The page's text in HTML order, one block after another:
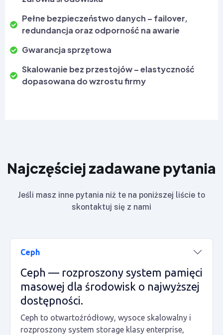
Pełne bezpieczeństwo danych – failover,
redundancja oraz odporność na awarie
Gwarancja sprzętowa
Skalowanie bez przestojów – elastyczność
dopasowana do wzrostu firmy
Najczęściej zadawane pytania
Jeśli masz inne pytania niż te na poniższej liście to
skontaktuj się z nami
Ceph
Ceph — rozproszony system pamięci
masowej dla środowisk o najwyższej
dostępności.
Ceph to otwartoźródłowy, wysoce skalowalny i
rozproszony system storage klasy enterprise,